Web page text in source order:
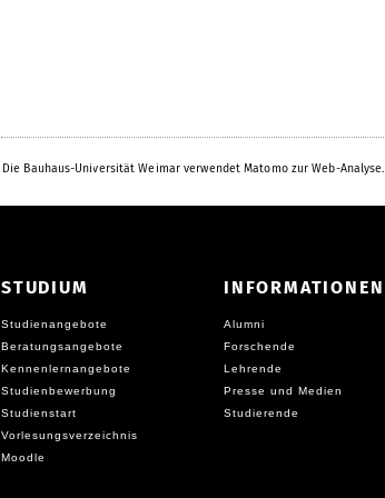
Die Bauhaus-Universität Weimar verwendet Matomo zur Web-Analyse.
STUDIUM
Studienangebote
Beratungsangebote
Kennenlernangebote
Studienbewerbung
Studienstart
Vorlesungsverzeichnis
Moodle
INFORMATIONEN
Alumni
Forschende
Lehrende
Presse und Medien
Studierende